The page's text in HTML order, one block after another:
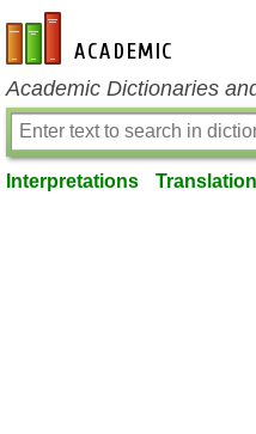
en-academic.com
Academic Dictionaries
Interpretations